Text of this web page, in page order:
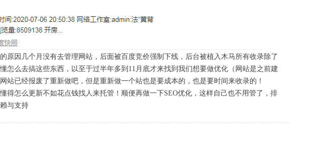
原因几个月没有去管理网站，后面被百度竞价强制下线，后台被植入木马所有收录除了
怎么去搞这些东西，以至于过半年多到11月底才来找到我们想要做优化（网站是之前建
站已经报废了重新做吧，但是重新做一个站也是要成本的，也是要时间来收录的！
得怎么更新不如花点钱找人来托管！顺便再做一下SEO优化，这样自己也不用管了，排
与支持